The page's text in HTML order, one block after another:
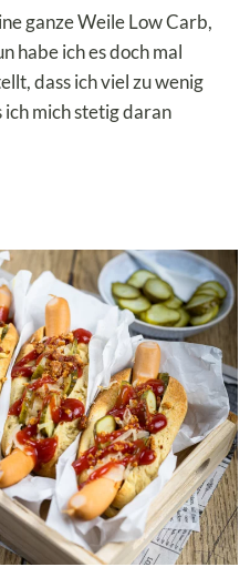
ganze Weile Low Carb,
habe ich es doch mal
dass ich viel zu wenig
ich mich stetig daran